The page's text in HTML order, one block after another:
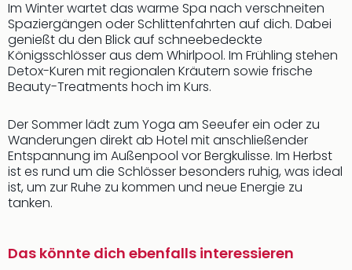
Im Winter wartet das warme Spa nach verschneiten
Spaziergängen oder Schlittenfahrten auf dich. Dabei
genießt du den Blick auf schneebedeckte
Königsschlösser aus dem Whirlpool. Im Frühling stehen
Detox-Kuren mit regionalen Kräutern sowie frische
Beauty-Treatments hoch im Kurs.
Der Sommer lädt zum Yoga am Seeufer ein oder zu
Wanderungen direkt ab Hotel mit anschließender
Entspannung im Außenpool vor Bergkulisse. Im Herbst
ist es rund um die Schlösser besonders ruhig, was ideal
ist, um zur Ruhe zu kommen und neue Energie zu
tanken.
Das könnte dich ebenfalls interessieren